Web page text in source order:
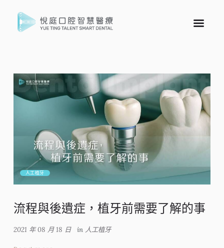
人工植牙
流程與後遺症，植牙前需要了解的事
2021 年 08 月 18 日 in 人工植牙